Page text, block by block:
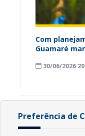
Com
Guamaré
30/06/2026
Preferência de